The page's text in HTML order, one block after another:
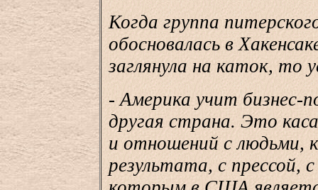
Когда группа
обосновалась в
заглянула на каток, то
- Америка учит бизнес-
другая страна. Это
и отношений с людьми,
результата, с прессой,